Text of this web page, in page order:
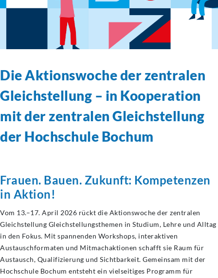
Die Aktionswoche der zentralen
Gleichstellung – in Kooperation
mit der zentralen Gleichstellung
der Hochschule Bochum
Frauen. Bauen. Zukunft: Kompetenzen
in Aktion!
Vom 13.–17. April 2026 rückt die Aktionswoche der zentralen
Gleichstellung Gleichstellungsthemen in Studium, Lehre und Alltag
in den Fokus. Mit spannenden Workshops, interaktiven
Austauschformaten und Mitmachaktionen schafft sie Raum für
Austausch, Qualifizierung und Sichtbarkeit. Gemeinsam mit der
Hochschule Bochum entsteht ein vielseitiges Programm für